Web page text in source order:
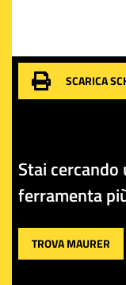
SCARICA
Stai
ferramenta
TROVA MAURER